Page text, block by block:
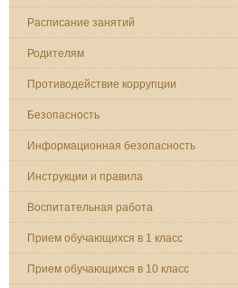
Расписание занятий
Родителям
Противодействие коррупции
Безопасность
Информационная безопасность
Инструкции и правила
Воспитательная работа
Прием обучающихся в 1 класс
Прием обучающихся в 10 класс